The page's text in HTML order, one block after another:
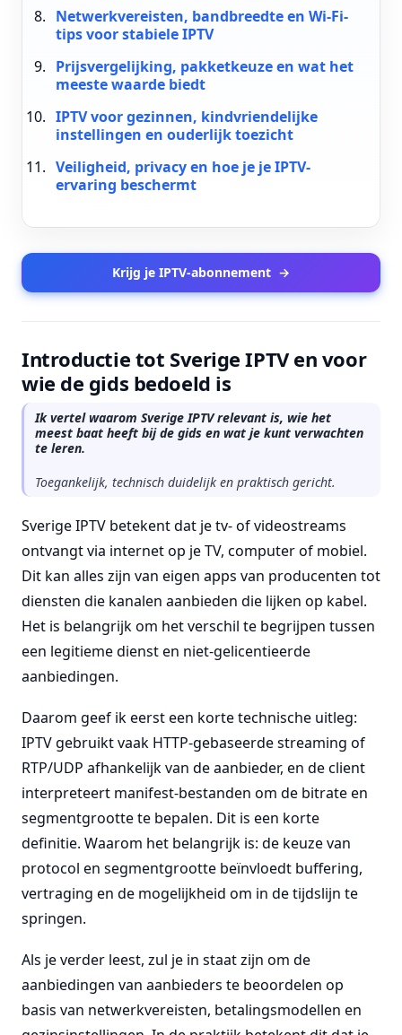
Netwerkvereisten, bandbreedte en Wi-Fi-
tips voor stabiele IPTV
Prijsvergelijking, pakketkeuze en wat het
meeste waarde biedt
IPTV voor gezinnen, kindvriendelijke
instellingen en ouderlijk toezicht
Veiligheid, privacy en hoe je je IPTV-
ervaring beschermt
Krijg je IPTV-abonnement →
Introductie tot Sverige IPTV en voor
wie de gids bedoeld is
Ik vertel waarom Sverige IPTV relevant is, wie het
meest baat heeft bij de gids en wat je kunt verwachten
te leren.
Toegankelijk, technisch duidelijk en praktisch gericht.
Sverige IPTV betekent dat je tv- of videostreams
ontvangt via internet op je TV, computer of mobiel.
Dit kan alles zijn van eigen apps van producenten tot
diensten die kanalen aanbieden die lijken op kabel.
Het is belangrijk om het verschil te begrijpen tussen
een legitieme dienst en niet-gelicentieerde
aanbiedingen.
Daarom geef ik eerst een korte technische uitleg:
IPTV gebruikt vaak HTTP-gebaseerde streaming of
RTP/UDP afhankelijk van de aanbieder, en de client
interpreteert manifest-bestanden om de bitrate en
segmentgrootte te bepalen. Dit is een korte
definitie. Waarom het belangrijk is: de keuze van
protocol en segmentgrootte beïnvloedt buffering,
vertraging en de mogelijkheid om in de tijdslijn te
springen.
Als je verder leest, zul je in staat zijn om de
aanbiedingen van aanbieders te beoordelen op
basis van netwerkvereisten, betalingsmodellen en